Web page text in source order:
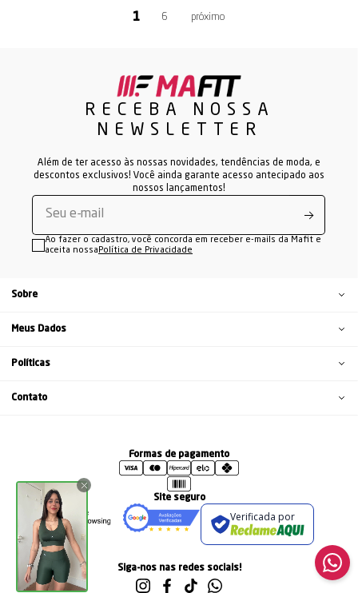
6
RECEBA NOSSA
NEWSLETTER
Além de ter acesso às nossas novidades, tendências de moda, e
descontos exclusivos! Você ainda garante acesso antecipado aos
nossos lançamentos!
Ao fazer o cadastro, você concorda em receber e-mails da Mafit e
aceita nossa Política de Privacidade
Sobre
Meus Dados
Políticas
Contato
Formas de pagamento
Site seguro
Verificada por
Siga-nos nas redes sociais!